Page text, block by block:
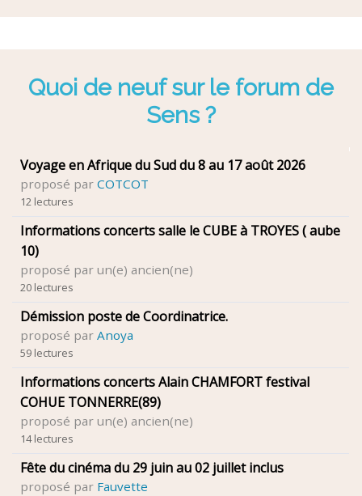
Quoi de neuf sur le forum de
Sens ?
Voyage en Afrique du Sud du 8 au 17 août 2026
proposé par COTCOT
12 lectures
Informations concerts salle le CUBE à TROYES ( aube
10)
proposé par un(e) ancien(ne)
20 lectures
Démission poste de Coordinatrice.
proposé par Anoya
59 lectures
Informations concerts Alain CHAMFORT festival
COHUE TONNERRE(89)
proposé par un(e) ancien(ne)
14 lectures
Fête du cinéma du 29 juin au 02 juillet inclus
proposé par Fauvette